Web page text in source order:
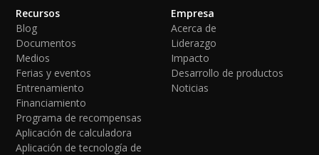
Recursos
Blog
Documentos
Medios
Ferias y eventos
Entrenamiento
Financiamiento
Programa de recompensas
Aplicación de calculadora
Aplicación de tecnología de
Empresa
Acerca de
Liderazgo
Impacto
Desarrollo de productos
Noticias